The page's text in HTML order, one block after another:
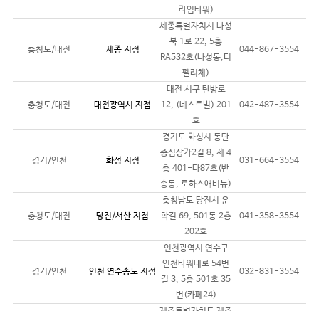
라임타워)
충청도/대전 세종 지점
세종특별자치시 나성
북 1로 22, 5층
RA532호(나성동,디
펠리체)
044-867-3554
충청도/대전 대전광역시 지점
대전 서구 탄방로
12, (네스트빌) 201
호
042-487-3554
경기/인천 화성 지점
경기도 화성시 동탄
중심상가2길 8, 제 4
층 401-다87호(반
송동, 로하스애비뉴)
031-664-3554
충청도/대전 당진/서산 지점
충청남도 당진시 운
학길 69, 501동 2층
202호
041-358-3554
경기/인천 인천 연수송도 지점
인천광역시 연수구
인천타워대로 54번
길 3, 5층 501호 35
번(카페24)
032-831-3554